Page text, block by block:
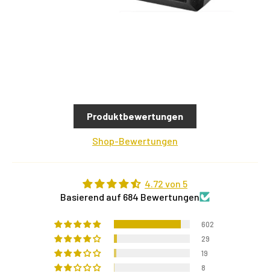
Produktbewertungen
Shop-Bewertungen
4.72 von 5
Basierend auf 684 Bewertungen
602
29
19
8